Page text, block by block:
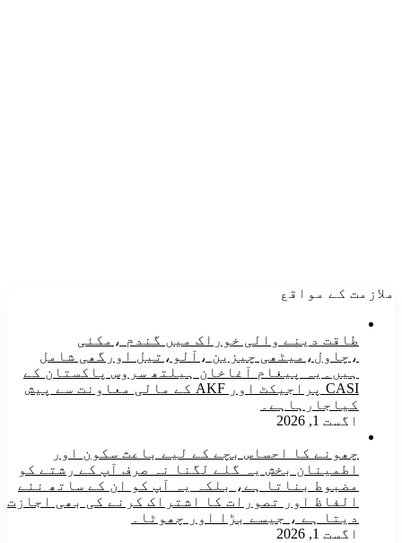
ملازمت کے مواقع
طاقت دینے والی خوراک میں گندم ،مکئی
،چاول،میٹھی چیزین ،آلو،تیل اورگھی شامل
ہیں۔یہ پیغام آغاخان ہیلتھ سروس پاکستان کے
CASI پراجیکٹ اور AKF کے مالی معاونت سے پیش
کیاجارہاہے۔
اگست 1, 2026
چھونے کا احساس بچے کے لیے باعث سکون اور
اطمینان بخش یہ گلے لگنا نہ صرف آپ کے رشتے کو
مضبوط بناتا ہے، بلکہ یہ آپ کو ان کے ساتھ نئے
الفاظ اور تصورات کا اشتراک کرنے کی بھی اجازت
دیتا ہے ، جیسے بڑا اور چھوٹا۔
اگست 1, 2026